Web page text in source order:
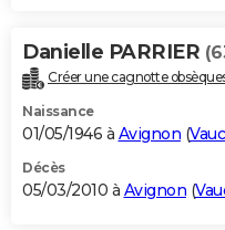
Danielle PARRIER
Créer une cagnotte
Naissance
01/05/1946 à Avignon (
Décès
05/03/2010 à Avignon (